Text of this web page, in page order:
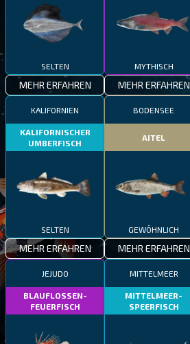
SELTEN
MEHR ERFAHREN
MYTHISCH
MEHR ERFAHREN
KALIFORNIEN
KALIFORNISCHER
UMBERFISCH
SELTEN
MEHR ERFAHREN
BODENSEE
AITEL
GEWÖHNLICH
MEHR ERFAHREN
JEJUDO
BLAUFLOSSEN-
FEUERFISCH
MITTELMEER
MITTELMEER-
SPEERFISCH